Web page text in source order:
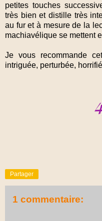
petites touches
très bien et distille très
au fur et à mesure de la
machiavélique se mettent
Je vous recommande
intriguée, perturbée,
Partager
1 commentaire: